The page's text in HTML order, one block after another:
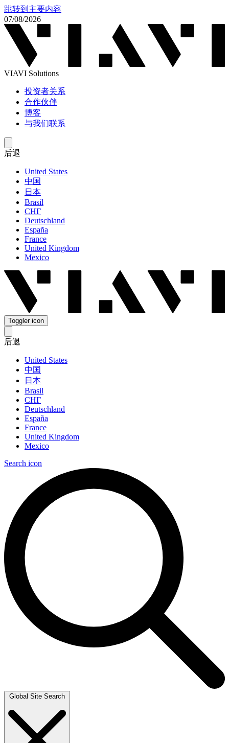
跳转到主要内容
07/08/2026
VIAVI Solutions
投资者关系
合作伙伴
博客
与我们联系
后退
United States
中国
日本
Brasil
СНГ
Deutschland
España
France
United Kingdom
Mexico
Toggler icon
后退
United States
中国
日本
Brasil
СНГ
Deutschland
España
France
United Kingdom
Mexico
Search icon
Global Site Search